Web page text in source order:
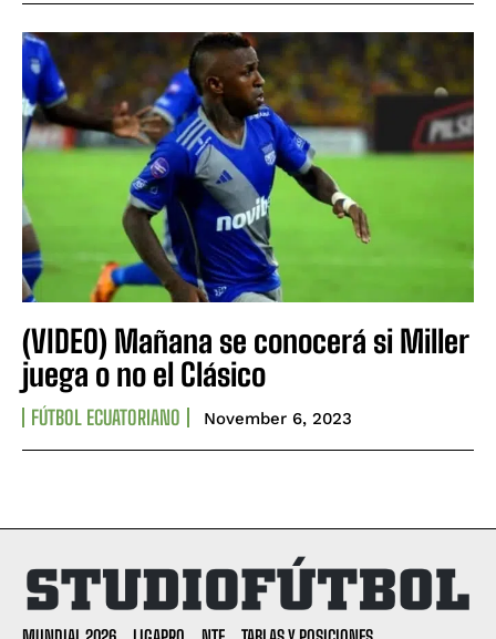
(VIDEO) Mañana se conocerá si Miller
juega o no el Clásico
FÚTBOL ECUATORIANO November 6, 2023